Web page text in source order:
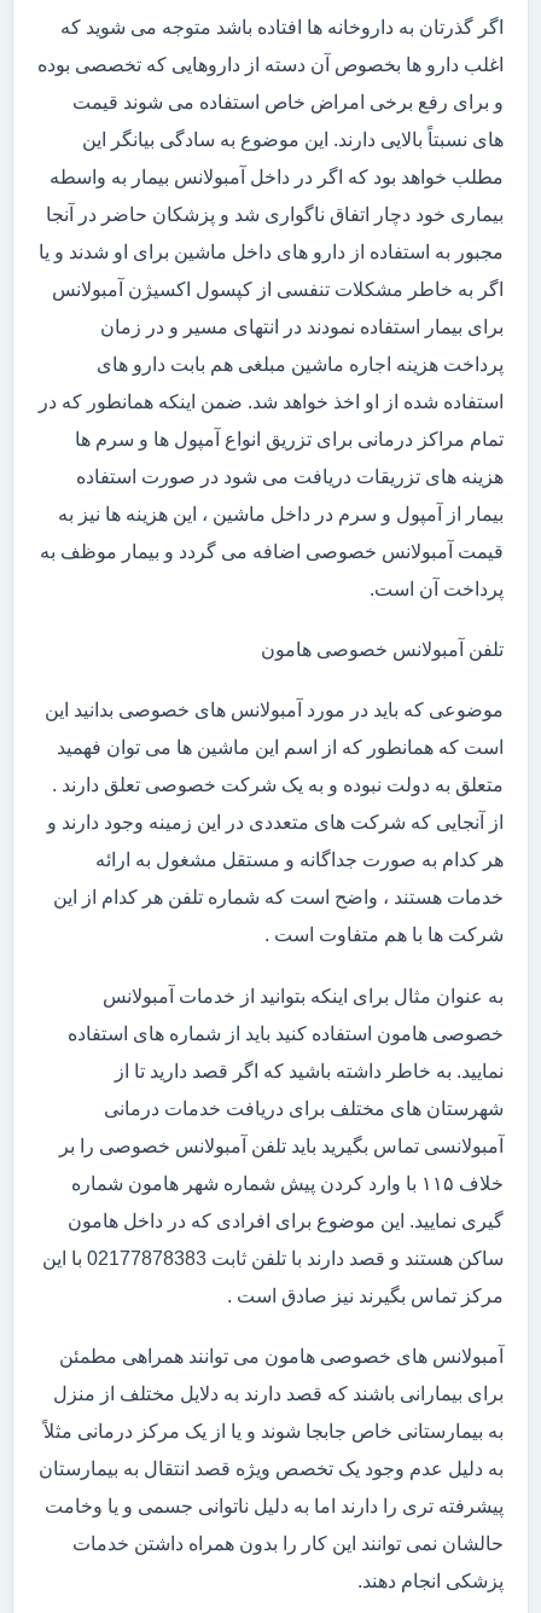
اگر گذرتان به داروخانه ها افتاده باشد متوجه می شوید که
اغلب دارو ها بخصوص آن دسته از داروهایی که تخصصی بوده
و برای رفع برخی امراض خاص استفاده می شوند قیمت
های نسبتاً بالایی دارند. این موضوع به سادگی بیانگر این
مطلب خواهد بود که اگر در داخل آمبولانس بیمار به واسطه
بیماری خود دچار اتفاق ناگواری شد و پزشکان حاضر در آنجا
مجبور به استفاده از دارو های داخل ماشین برای او شدند و یا
اگر به خاطر مشکلات تنفسی از کپسول اکسیژن آمبولانس
برای بیمار استفاده نمودند در انتهای مسیر و در زمان
پرداخت هزینه اجاره ماشین مبلغی هم بابت دارو های
استفاده شده از او اخذ خواهد شد. ضمن اینکه همانطور که در
تمام مراکز درمانی برای تزریق انواع آمپول ها و سرم ها
هزینه های تزریقات دریافت می شود در صورت استفاده
بیمار از آمپول و سرم در داخل ماشین ، این هزینه ها نیز به
قیمت آمبولانس خصوصی اضافه می گردد و بیمار موظف به
پرداخت آن است.
تلفن آمبولانس خصوصی هامون
موضوعی که باید در مورد آمبولانس های خصوصی بدانید این
است که همانطور که از اسم این ماشین ها می توان فهمید
متعلق به دولت نبوده و به یک شرکت خصوصی تعلق دارند .
از آنجایی که شرکت های متعددی در این زمینه وجود دارند و
هر کدام به صورت جداگانه و مستقل مشغول به ارائه
خدمات هستند ، واضح است که شماره تلفن هر کدام از این
شرکت ها با هم متفاوت است .
به عنوان مثال برای اینکه بتوانید از خدمات آمبولانس
خصوصی هامون استفاده کنید باید از شماره های استفاده
نمایید. به خاطر داشته باشید که اگر قصد دارید تا از
شهرستان های مختلف برای دریافت خدمات درمانی
آمبولانسی تماس بگیرید باید تلفن آمبولانس خصوصی را بر
خلاف ۱۱۵ با وارد کردن پیش شماره شهر هامون شماره
گیری نمایید. این موضوع برای افرادی که در داخل هامون
ساکن هستند و قصد دارند با تلفن ثابت 02177878383 با این
مرکز تماس بگیرند نیز صادق است .
آمبولانس های خصوصی هامون می توانند همراهی مطمئن
برای بیمارانی باشند که قصد دارند به دلایل مختلف از منزل
به بیمارستانی خاص جابجا شوند و یا از یک مرکز درمانی مثلاً
به دلیل عدم وجود یک تخصص ویژه قصد انتقال به بیمارستان
پیشرفته تری را دارند اما به دلیل ناتوانی جسمی و یا وخامت
حالشان نمی توانند این کار را بدون همراه داشتن خدمات
پزشکی انجام دهند.